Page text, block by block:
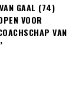
GAAL (74)
VOOR
VAN